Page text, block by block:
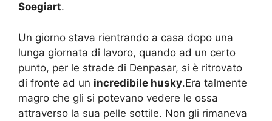
Soegiart.
Un giorno stava rientrando a casa dopo una
lunga giornata di lavoro, quando ad un certo
punto, per le strade di Denpasar, si è ritrovato
di fronte ad un incredibile husky.Era talmente
magro che gli si potevano vedere le ossa
attraverso la sua pelle sottile. Non gli rimaneva